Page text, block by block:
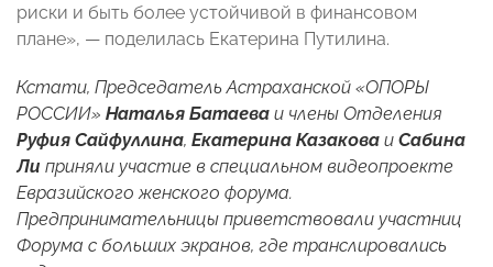
риски и быть более устойчивой в финансовом
плане», — поделилась Екатерина Путилина.
Кстати, Председатель Астраханской «ОПОРЫ
РОССИИ» Наталья Батаева и члены Отделения
Руфия Сайфуллина, Екатерина Казакова и Сабина
Ли приняли участие в специальном видеопроекте
Евразийского женского форума.
Предпринимательницы приветствовали участниц
Форума с больших экранов, где транслировались